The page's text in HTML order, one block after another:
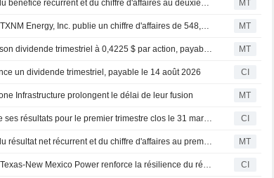
TXNM Energy : hausse du bénéfice récurrent et du chiffre d'affaires au deuxième trimestre MT
Flash résultats (TXNM) : TXNM Energy, Inc. publie un chiffre d'affaires de 548,6 millions de dollars au deuxième trimestre, contre 567,0 millions de dollars attendus par le consensus FactSet MT
TXNM Energy maintient son dividende trimestriel à 0,4225 $ par action, payable le 14 août MT
un dividende trimestriel, payable le 14 août 2026 CI
Infrastructure prolongent le délai de leur fusion MT
TXNM Energy, Inc. publie ses résultats pour le premier trimestre clos le 31 mars 2026 CI
TXNM Energy : hausse du résultat net récurrent et du chiffre d'affaires au premier trimestre MT
L'accord entre Anterix et Texas-New Mexico Power renforce la résilience du réseau grâce à la plateforme sans fil privée éprouvée de 900 MHz CI